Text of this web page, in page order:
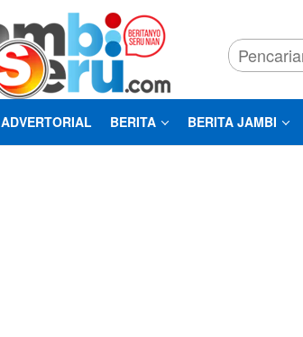
ADVERTORIAL BERITA BERITA JAMBI